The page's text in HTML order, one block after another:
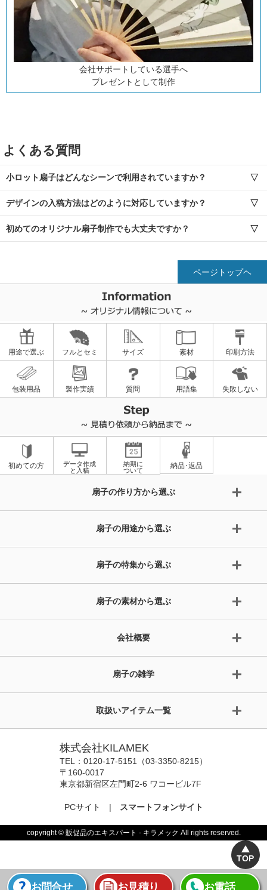
会社サポートしている選手へ
プレゼントとして制作
よくある質問
小ロット扇子はどんなシーンで利用されていますか？
デザインの入稿方法はどのように対応していますか？
初めてのオリジナル扇子制作でも大丈夫ですか？
ページトップヘ
用途で選ぶ フルとセミ サイズ 素材 印刷方法
包装用品 製作実績 質問 用語集 失敗しない
初めての方
データ作成
と入稿
納期に
ついて
納品･返品
扇子の作り方から選ぶ
扇子の用途から選ぶ
扇子の特集から選ぶ
扇子の素材から選ぶ
会社概要
扇子の雑学
取扱いアイテム一覧
株式会社KILAMEK
TEL：0120-17-5151（03-3350-8215）
〒160-0017
東京都新宿区左門町2-6 ワコービル7F
PCサイト | スマートフォンサイト
copyright © 販促品のエキスパート - キラメック All rights reserved.
お問合せ お見積り お電話
TOP